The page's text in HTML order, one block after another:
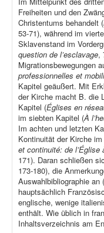
Freiheiten und den
Christentums behandelt (
53-71), während im
Sklavenstand im
question de l’esclavage,
Migrationsbewegungen
professionnelles et
Kapitel geäußert. Mit
der Kirche macht B. die
Kapitel (Églises en
im siebten Kapitel (À
Im achten und letzten
Kontinuität der Kirche
et continuité: de l’Église
171). Daran schließen
173-180), die
Auswahlbibliographie an (
hauptsächlich
englische, wenige
enthält. Wie üblich in
Inhaltsverzeichnis am